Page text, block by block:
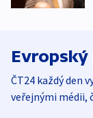
ČT24 každý den
veřejnými médii,